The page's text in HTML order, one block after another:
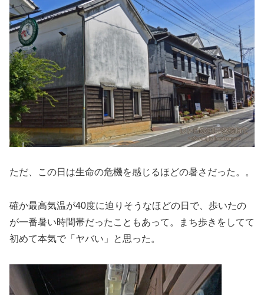
ただ、この日は生命の危機を感じるほどの暑さだった。。
確か最高気温が40度に迫りそうなほどの日で、歩いたの
が一番暑い時間帯だったこともあって。まち歩きをしてて
初めて本気で「ヤバい」と思った。